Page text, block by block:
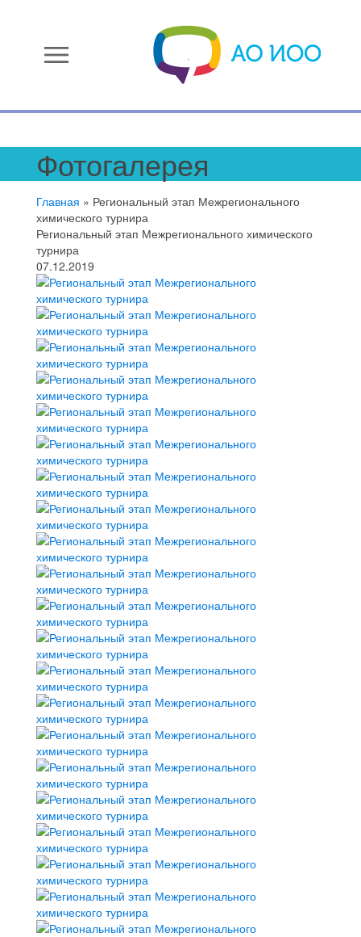
menu
Фотогалерея
Главная » Региональный этап Межрегионального
химического турнира
Региональный этап Межрегионального химического
турнира
07.12.2019